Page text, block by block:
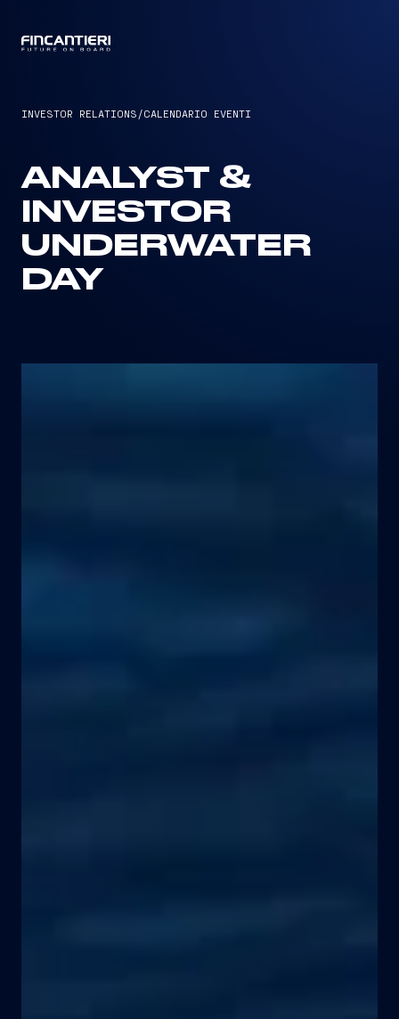
INVESTOR RELATIONS /CALENDARIO EVENTI
ANALYST &
INVESTOR
UNDERWATER
DAY